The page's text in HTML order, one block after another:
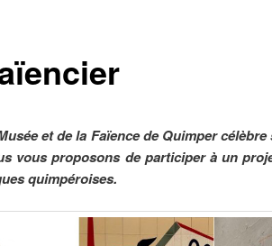
et de la Faïence de Quimper célèbre
vous proposons de participer à un
quimpéroises.